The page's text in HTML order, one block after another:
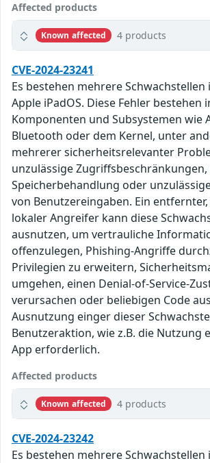
Affected products
Known affected 4 products
CVE-2024-23241
Es bestehen mehrere Schwachstellen
Apple iPadOS. Diese Fehler bestehen
Komponenten und Subsystemen wie
Bluetooth oder dem Kernel, unter
mehrerer sicherheitsrelevanter
unzulässige
Speicherbehandlung oder
von Benutzereingaben. Ein
lokaler Angreifer kann diese
ausnutzen, um vertrauliche
offenzulegen, Phishing-Angriffe
Privilegien zu erweitern,
umgehen, einen Denial-of-Service-
verursachen oder beliebigen Code
Ausnutzung einger dieser
Benutzeraktion, wie z.B. die Nutzung
App erforderlich.
Affected products
Known affected 4 products
CVE-2024-23242
Es bestehen mehrere Schwachstellen